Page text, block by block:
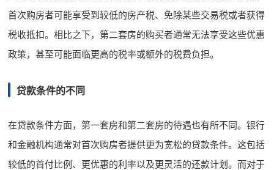
首次购房者可能享受到较低的房产税、免除某些交易税或者获得
税收抵扣。相比之下，第二套房的购买者通常无法享受这些优惠
政策，甚至可能面临更高的税率或额外的税费负担。
贷款条件的不同
在贷款条件方面，第一套房和第二套房的待遇也有所不同。银行
和金融机构通常对首次购房者提供更为宽松的贷款条件。这包括
较低的首付比例、更优惠的利率以及更灵活的还款计划。而对于